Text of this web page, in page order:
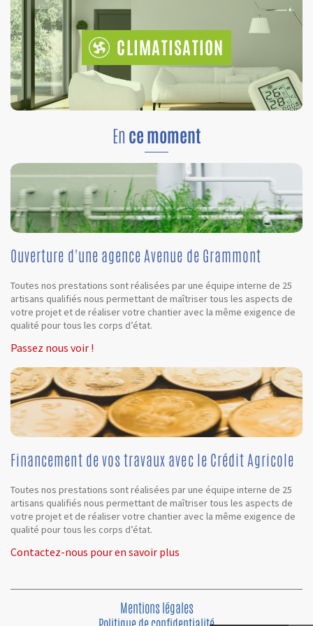
CLIMATISATION
En ce moment
Ouverture d'une agence Avenue de Grammont
Toutes nos prestations sont réalisées par une équipe interne de 25
artisans qualifiés nous permettant de maîtriser tous les aspects de
votre projet et de réaliser votre chantier avec la même exigence de
qualité pour tous les corps d’état.
Passez nous voir !
Financement de vos travaux avec le Crédit Agricole
Toutes nos prestations sont réalisées par une équipe interne de 25
artisans qualifiés nous permettant de maîtriser tous les aspects de
votre projet et de réaliser votre chantier avec la même exigence de
qualité pour tous les corps d’état.
Contactez-nous pour en savoir plus
Mentions légales